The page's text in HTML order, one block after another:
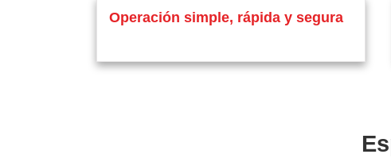
Operación simple, rápida y segura